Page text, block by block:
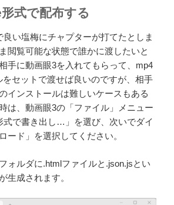
式で配布する
良い塩梅にチャプターが打てたとしま
閲覧可能な状態で誰かに渡したいと
手に動画眼3を入れてもらって、mp4
をセットで渡せば良いのですが、相手
インストールは難しいケースもある
は、動画眼3の「ファイル」メニュー
式で書き出し…」を選び、次いでダイ
ード」を選択してください。
ォルダに.htmlファイルと.json.jsとい
生成されます。